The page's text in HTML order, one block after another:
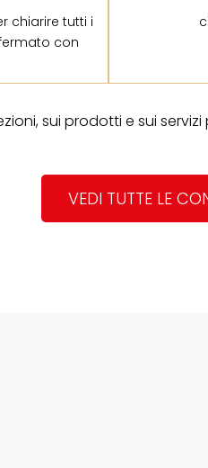
chiarire tutti i
con
sui prodotti e sui
VEDI TUTTE LE